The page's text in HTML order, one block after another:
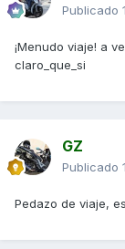
Publicado
¡Menudo viaje! a
claro_que_si
GZ
Publicado
Pedazo de viaje,